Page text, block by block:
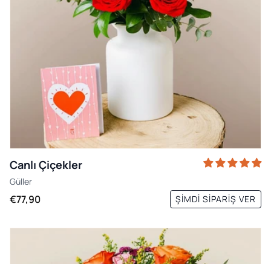
Canlı Çiçekler
Güller
€77,90 ŞIMDI SIPARIŞ VER